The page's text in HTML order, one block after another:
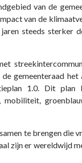
van de
van de
steeds sterker
gemeenteraad
1.0. Dit
mobiliteit,
te brengen die
zijn er wereldwijd